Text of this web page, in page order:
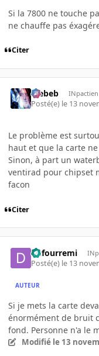
Si la 7800 ne touche
ne chauffe pas
Citer
Trebeb INpactien
Posté(e) le 13
Le problème est
haut et que la carte
Sinon, à part un
ventirad pour chipset
facon
Citer
dufourremi
Posté(e) le 13
AUTEUR
Si je mets la carte
énormément de bruit
fond. Personne n'a le
Modifié le 13